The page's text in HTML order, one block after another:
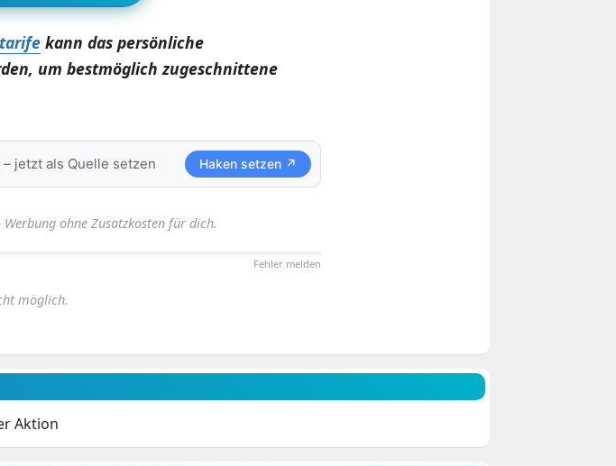
kann das persönliche
um bestmöglich zugeschnittene
– jetzt als Quelle setzen Haken setzen ↗
ohne Zusatzkosten für dich.
Fehler melden
möglich.
Aktion